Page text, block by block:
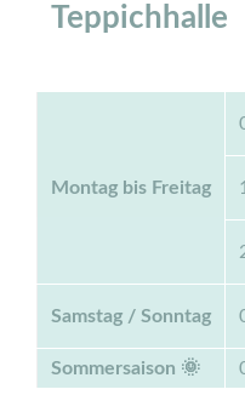
Teppichhalle
Montag bis Freitag
Samstag / Sonntag
Sommersaison 🌞